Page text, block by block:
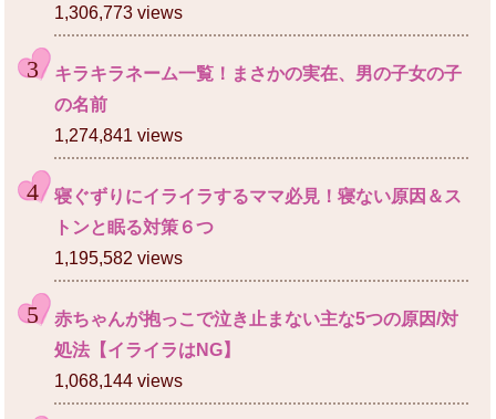
1,306,773 views
キラキラネーム一覧！まさかの実在、男の子女の子
の名前
1,274,841 views
寝ぐずりにイライラするママ必見！寝ない原因＆ス
トンと眠る対策６つ
1,195,582 views
赤ちゃんが抱っこで泣き止まない主な5つの原因/対
処法【イライラはNG】
1,068,144 views